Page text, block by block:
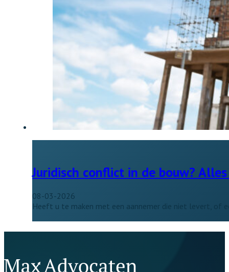
Juridisch conflict in de bouw?
08-03-2026
Heeft u te maken met een aannemer die niet levert, of